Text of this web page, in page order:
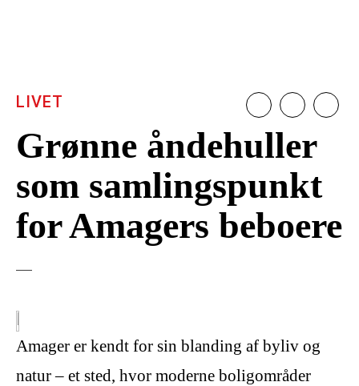
Grønne åndehuller
som samlingspunkt
for Amagers beboere
LIVET
Amager er kendt for sin blanding af byliv og
natur – et sted, hvor moderne boligområder